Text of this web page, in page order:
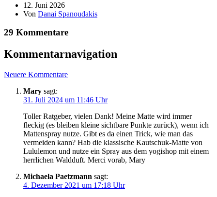
12. Juni 2026
Von Danai Spanoudakis
29 Kommentare
Kommentarnavigation
Neuere Kommentare
Mary sagt:
31. Juli 2024 um 11:46 Uhr
Toller Ratgeber, vielen Dank! Meine Matte wird immer
fleckig (es bleiben kleine sichtbare Punkte zurück), wenn ich
Mattenspray nutze. Gibt es da einen Trick, wie man das
vermeiden kann? Hab die klassische Kautschuk-Matte von
Lululemon und nutze ein Spray aus dem yogishop mit einem
herrlichen Waldduft. Merci vorab, Mary
Michaela Paetzmann sagt:
4. Dezember 2021 um 17:18 Uhr